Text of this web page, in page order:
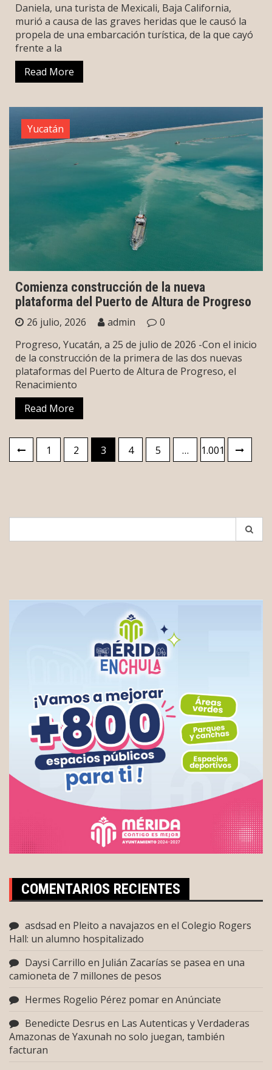
Daniela, una turista de Mexicali, Baja California,
murió a causa de las graves heridas que le causó la
propela de una embarcación turística, de la que cayó
frente a la
Read More
Yucatán
Comienza construcción de la nueva
plataforma del Puerto de Altura de Progreso
26 julio, 2026 admin
0
Progreso, Yucatán, a 25 de julio de 2026 -Con el inicio
de la construcción de la primera de las dos nuevas
plataformas del Puerto de Altura de Progreso, el
Renacimiento
Read More
Paginación
de
1 2 3 4 5 … 1.001
COMENTARIOS RECIENTES
asdsad en Pleito a navajazos en el Colegio Rogers
Hall: un alumno hospitalizado
Daysi Carrillo en Julián Zacarías se pasea en una
camioneta de 7 millones de pesos
Hermes Rogelio Pérez pomaren Anúnciate
Benedicte Desrus en Las Autenticas y Verdaderas
Amazonas de Yaxunah no solo juegan, también
facturan